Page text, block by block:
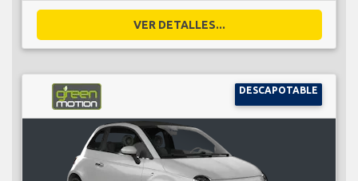
VER DETALLES...
DESCAPOTABLE